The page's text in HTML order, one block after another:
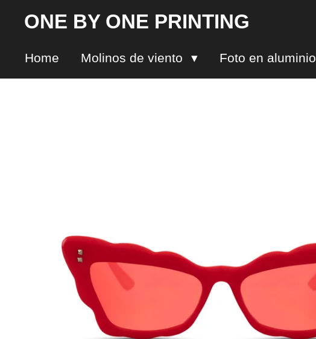
contenido
ONE BY ONE PRINTING
Home Molinos de viento Foto en aluminio